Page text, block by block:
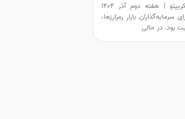
گزارش هفتگی بازار کریپتو | هفته دوم آذر ۱۴۰۴
بازار رمزارزها،
بود. در حالی